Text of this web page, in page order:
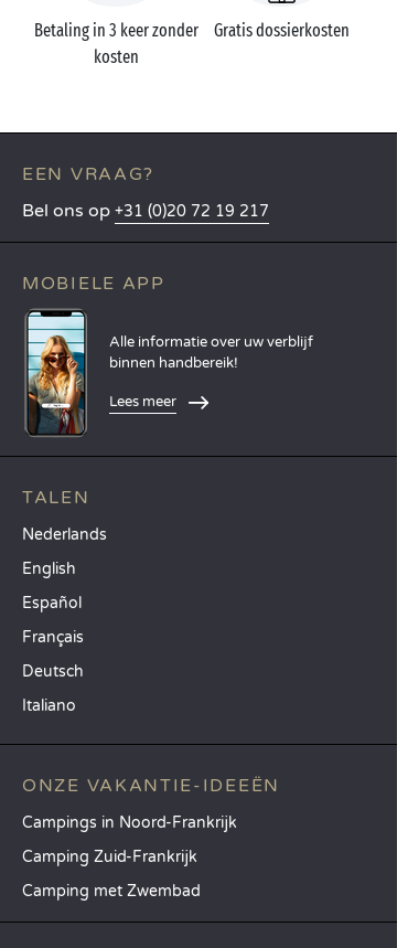
Betaling in 3 keer zonder
kosten
Gratis dossierkosten
EEN VRAAG?
Bel ons op +31 (0)20 72 19 217
MOBIELE APP
Alle informatie over uw verblijf
binnen handbereik!
Lees meer
TALEN
Nederlands
English
Español
Français
Deutsch
Italiano
ONZE VAKANTIE-IDEEËN
Campings in Noord-Frankrijk
Camping Zuid-Frankrijk
Camping met Zwembad